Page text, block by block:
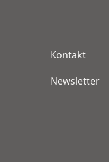
Kontakt
Newsletter